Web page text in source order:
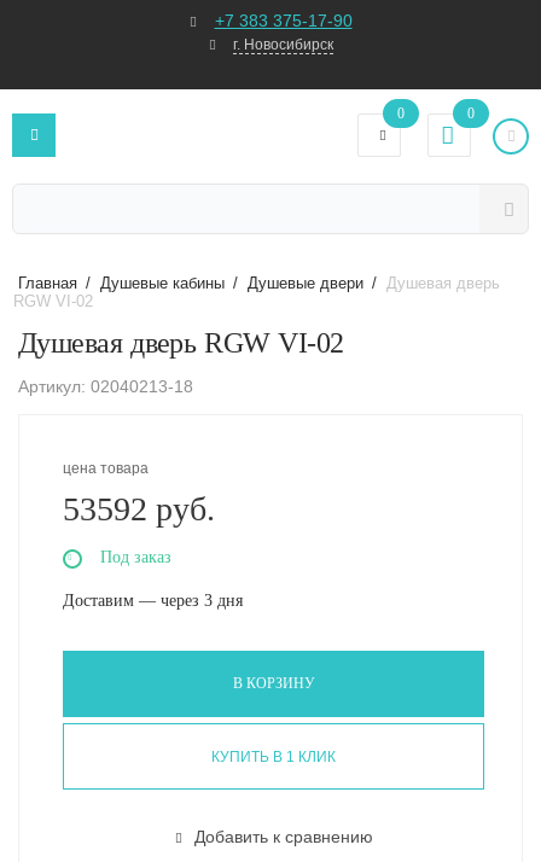
+7 383 375-17-90
г. Новосибирск
0 0
Главная / Душевые кабины / Душевые двери / Душевая дверь
RGW VI-02
Душевая дверь RGW VI-02
Артикул: 02040213-18
цена товара
53592 руб.
Под заказ
Доставим — через 3 дня
В КОРЗИНУ
КУПИТЬ В 1 КЛИК
Добавить к сравнению